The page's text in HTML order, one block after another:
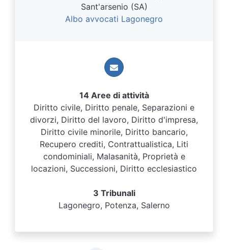
Sant'arsenio (SA)
Albo avvocati Lagonegro
14 Aree di attività
Diritto civile, Diritto penale, Separazioni e
divorzi, Diritto del lavoro, Diritto d'impresa,
Diritto civile minorile, Diritto bancario,
Recupero crediti, Contrattualistica, Liti
condominiali, Malasanità, Proprietà e
locazioni, Successioni, Diritto ecclesiastico
3 Tribunali
Lagonegro, Potenza, Salerno